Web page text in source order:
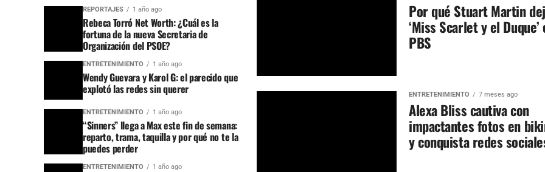
Por qué Stuart Martin
‘Miss Scarlet y el Duque’
PBS
ENTRETENIMIENTO 7 meses ago
Alexa Bliss cautiva con
impactantes fotos en
y conquista redes
REPORTAJES 1 año ago
Rebeca Torró Net Worth: ¿Cuál es la
fortuna de la nueva Secretaria de
Organización del PSOE?
ENTRETENIMIENTO 1 año ago
Wendy Guevara y Karol G: el parecido que
explotó las redes sin querer
ENTRETENIMIENTO 1 año ago
“Sinners” llega a Max este fin de semana:
reparto, trama, taquilla y por qué no te la
puedes perder
ENTRETENIMIENTO 1 año ago